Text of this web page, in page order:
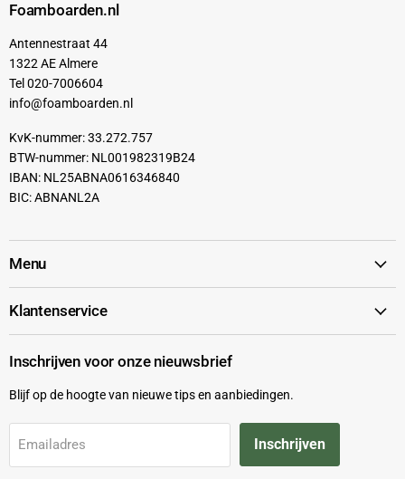
Foamboarden.nl
Antennestraat 44
1322 AE Almere
Tel 020-7006604
info@foamboarden.nl
KvK-nummer: 33.272.757
BTW-nummer: NL001982319B24
IBAN: NL25ABNA0616346840
BIC: ABNANL2A
Menu
Klantenservice
Inschrijven voor onze nieuwsbrief
Blijf op de hoogte van nieuwe tips en aanbiedingen.
Emailadres Inschrijven